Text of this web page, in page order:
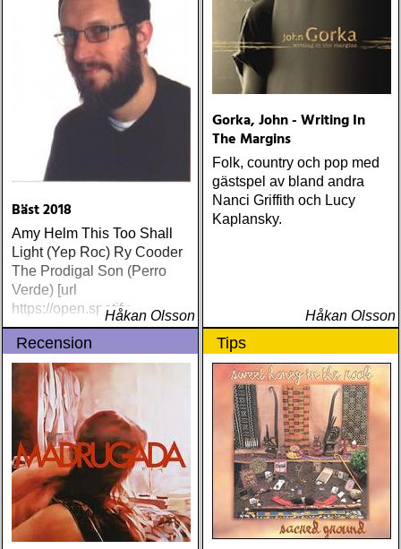
Bäst 2018
Amy Helm This Too Shall
Light (Yep Roc) Ry Cooder
The Prodigal Son (Perro
Verde) [url
https://open.spotifyHåkan Olsson
Gorka, John - Writing In
The Margins
Folk, country och pop med
gästspel av bland andra
Nanci Griffith och Lucy
Kaplansky.
Håkan Olsson
Recension Tips